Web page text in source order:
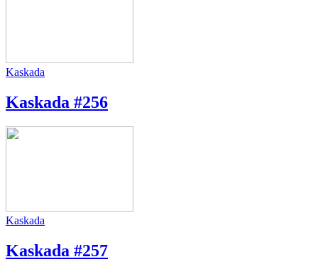
Kaskada
Kaskada #256
Kaskada
Kaskada #257